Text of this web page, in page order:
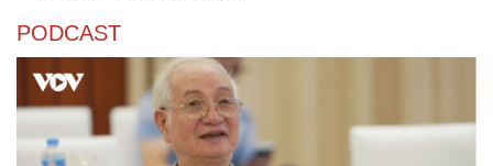
PODCAST